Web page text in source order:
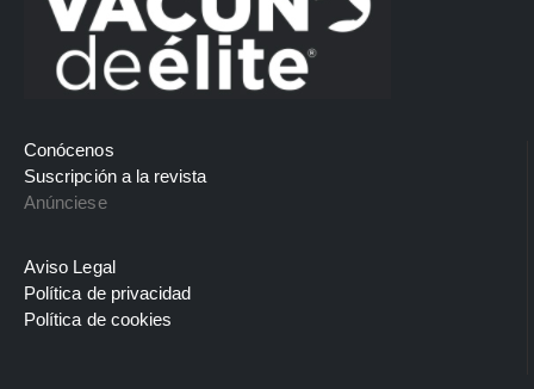
Conócenos
Suscripción a la revista
Anúnciese
Aviso Legal
Política de privacidad
Política de cookies